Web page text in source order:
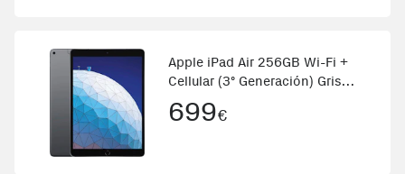
Apple iPad Air 256GB Wi-Fi +
Cellular (3º Generación) Gris
espacial
699€